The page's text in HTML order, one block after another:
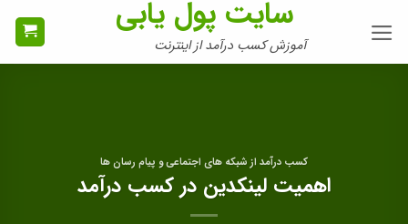
سایت پول یابی
آموزش کسب درآمد از اینترنت
کسب درآمد از شبکه های اجتماعی و پیام رسان ها
اهمیت لینکدین در کسب درآمد